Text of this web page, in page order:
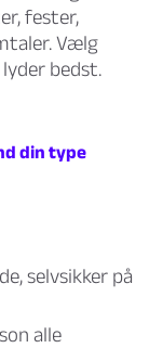
fester,
Vælg
bedst.
din type
selvsikker på
alle